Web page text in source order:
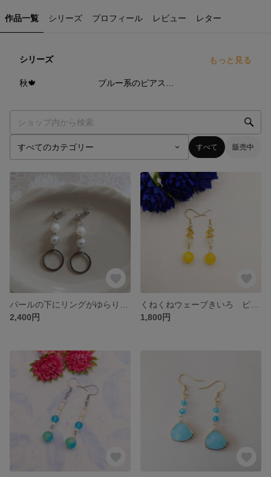
作品一覧 シリーズ プロフィール レビュー レター
シリーズ もっと見る
秋🍁
すべて 販売中
2,400円
1,800円